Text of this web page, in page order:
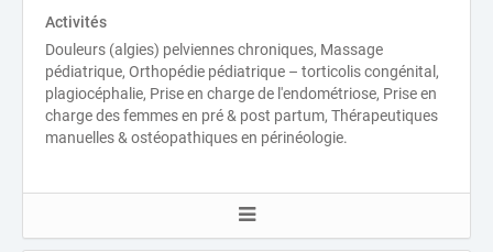
Activités
Douleurs (algies) pelviennes chroniques, Massage
pédiatrique, Orthopédie pédiatrique – torticolis congénital,
plagiocéphalie, Prise en charge de l'endométriose, Prise en
charge des femmes en pré & post partum, Thérapeutiques
manuelles & ostéopathiques en périnéologie.